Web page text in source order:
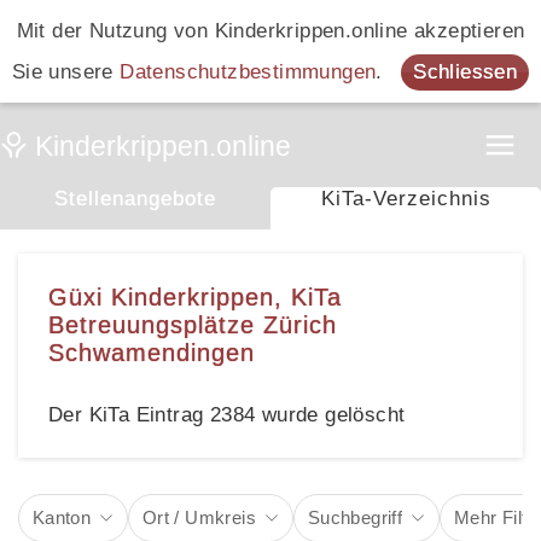
Mit der Nutzung von Kinderkrippen.online akzeptieren
Sie unsere Datenschutzbestimmungen. Schliessen
Stellenangebote KiTa-Verzeichnis
Güxi Kinderkrippen, KiTa
Betreuungsplätze Zürich
Schwamendingen
Der KiTa Eintrag 2384 wurde gelöscht
Kanton Ort / Umkreis Suchbegriff Mehr